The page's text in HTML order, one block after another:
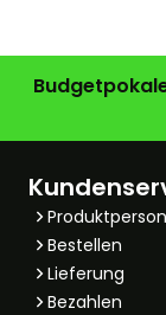
Bestellen
Lieferung
Bezahlen